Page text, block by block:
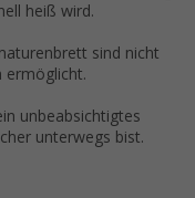
heiß wird.
sind nicht
ermöglicht.
unbeabsichtigtes
unterwegs bist.